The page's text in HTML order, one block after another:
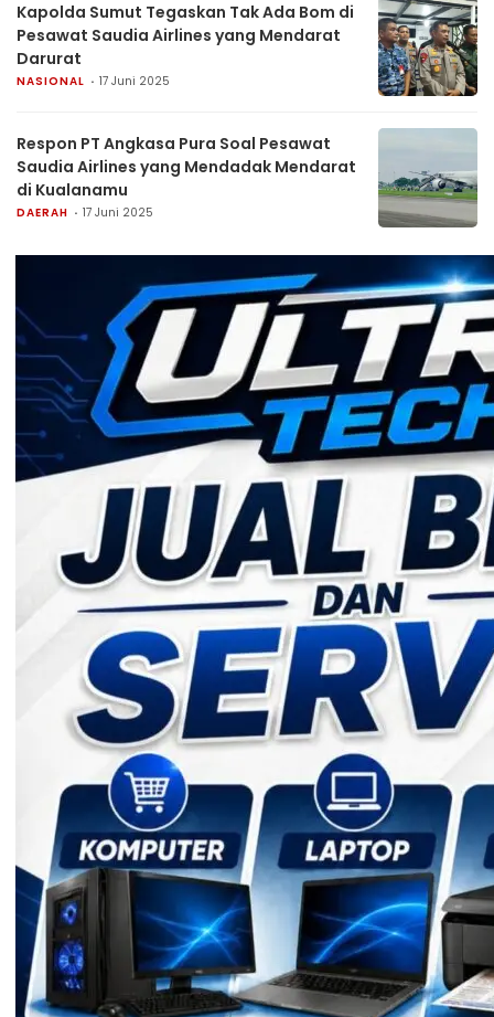
Kapolda Sumut Tegaskan Tak Ada Bom di
Pesawat Saudia Airlines yang Mendarat
Darurat
NASIONAL 17 Juni 2025
Respon PT Angkasa Pura Soal Pesawat
Saudia Airlines yang Mendadak Mendarat
di Kualanamu
DAERAH 17 Juni 2025